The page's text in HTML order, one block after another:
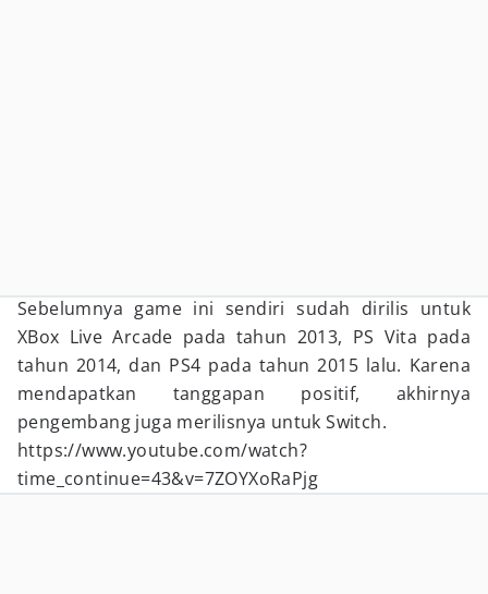
Sebelumnya game ini sendiri sudah dirilis untuk
XBox Live Arcade pada tahun 2013, PS Vita pada
tahun 2014, dan PS4 pada tahun 2015 lalu. Karena
mendapatkan tanggapan positif, akhirnya
pengembang juga merilisnya untuk Switch.
https://www.youtube.com/watch?
time_continue=43&v=7ZOYXoRaPjg